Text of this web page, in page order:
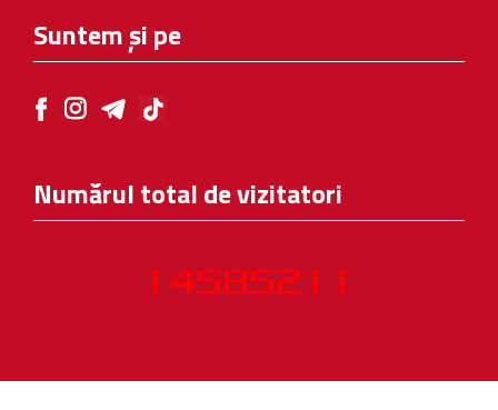
Suntem și pe
Numărul total de vizitatori